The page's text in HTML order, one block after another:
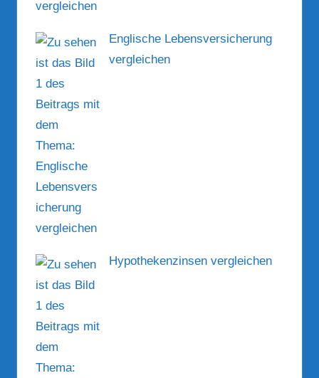
Englische Lebensversicherung
vergleichen
Hypothekenzinsen vergleichen